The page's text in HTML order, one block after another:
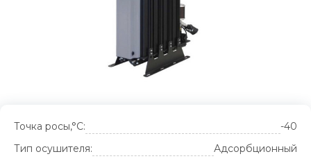
Точка росы,°С:
-40
Тип осушителя:
Адсорбционный